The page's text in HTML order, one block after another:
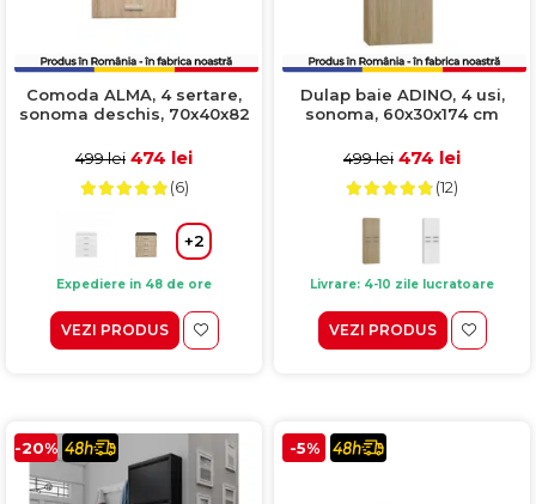
Comoda ALMA, 4 sertare,
sonoma deschis, 70x40x82
499 lei 474 lei
(6)
+2
Expediere in 48 de ore
VEZI PRODUS
Dulap baie ADINO, 4 usi,
sonoma, 60x30x174 cm
499 lei 474 lei
(12)
Livrare: 4-10 zile lucratoare
VEZI PRODUS
-20% -5%